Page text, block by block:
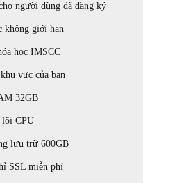
người dùng đã đăng ký
không giới hạn
học IMSCC
vực của bạn
32GB
lõi CPU
lưu trữ 600GB
SSL miễn phí